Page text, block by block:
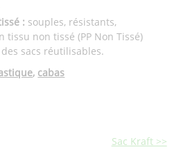
: souples, résistants,
tissu non tissé (PP Non Tissé)
sacs réutilisables.
, cabas
Sac Kraft >>